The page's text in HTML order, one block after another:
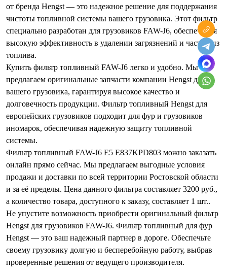
от бренда Hengst — это надежное решение для поддержания
чистоты топливной системы вашего грузовика. Этот фильтр
специально разработан для грузовиков FAW-J6, обеспечивая
высокую эффективность в удалении загрязнений и частиц из
топлива.
Купить фильтр топливный FAW-J6 легко и удобно. Мы
предлагаем оригинальные запчасти компании Hengst для
вашего грузовика, гарантируя высокое качество и
долговечность продукции. Фильтр топливный Hengst для
европейских грузовиков подходит для фур и грузовиков
иномарок, обеспечивая надежную защиту топливной
системы.
Фильтр топливный FAW-J6 Е5 E837KPD803 можно заказать
онлайн прямо сейчас. Мы предлагаем выгодные условия
продажи и доставки по всей территории Ростовской области
и за её пределы. Цена данного фильтра составляет 3200 руб.,
а количество товара, доступного к заказу, составляет 1 шт..
Не упустите возможность приобрести оригинальный фильтр
Hengst для грузовиков FAW-J6. Фильтр топливный для фур
Hengst — это ваш надежный партнер в дороге. Обеспечьте
своему грузовику долгую и бесперебойную работу, выбрав
проверенные решения от ведущего производителя.